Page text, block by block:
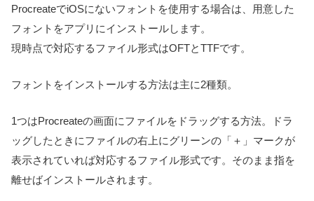
ProcreateでiOSにないフォントを使用する場合は、用意した
フォントをアプリにインストールします。
現時点で対応するファイル形式はOFTとTTFです。
フォントをインストールする方法は主に2種類。
1つはProcreateの画面にファイルをドラッグする方法。ドラ
ッグしたときにファイルの右上にグリーンの「＋」マークが
表示されていれば対応するファイル形式です。そのまま指を
離せばインストールされます。